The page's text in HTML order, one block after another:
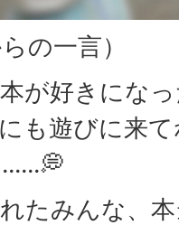
の一言）
本が好きにな
も遊びに来
たみんな、